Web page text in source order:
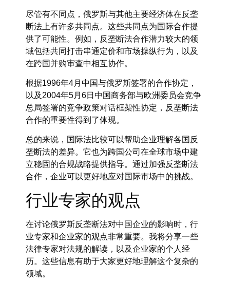
尽管有不同点，俄罗斯与其他主要经济体在反垄
断法上有许多共同点。这些共同点为国际合作提
供了可能性。例如，反垄断法合作潜力较大的领
域包括共同打击串通定价和市场操纵行为，以及
在跨国并购审查中相互协作。
根据1996年4月中国与俄罗斯签署的合作协定，
以及2004年5月6日中国商务部与欧洲委员会竞争
总局签署的竞争政策对话框架性协定，反垄断法
合作的重要性得到了体现。
总的来说，国际法比较可以帮助企业理解各国反
垄断法的差异。它也为跨国公司在全球市场中建
立稳固的合规战略提供指导。通过加强反垄断法
合作，企业可以更好地应对国际市场中的挑战。
行业专家的观点
在讨论俄罗斯反垄断法对中国企业的影响时，行
业专家和企业家的观点非常重要。我将分享一些
法律专家对法规的解读，以及企业家的个人经
历。这些信息有助于大家更好地理解这个复杂的
领域。